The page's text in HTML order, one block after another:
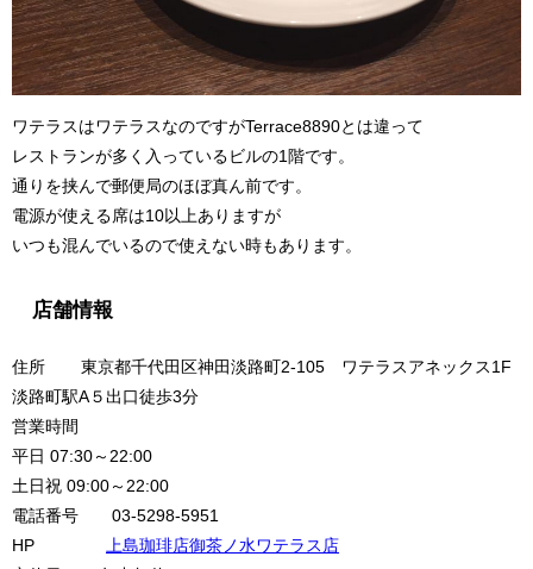
ワテラスはワテラスなのですがTerrace8890とは違って
レストランが多く入っているビルの1階です。
通りを挟んで郵便局のほぼ真ん前です。
電源が使える席は10以上ありますが
いつも混んでいるので使えない時もあります。
店舗情報
住所 東京都千代田区神田淡路町2-105 ワテラスアネックス1F
淡路町駅A５出口徒歩3分
営業時間
平日 07:30～22:00
土日祝 09:00～22:00
電話番号 03-5298-5951
HP
上島珈琲店御茶ノ水ワテラス店